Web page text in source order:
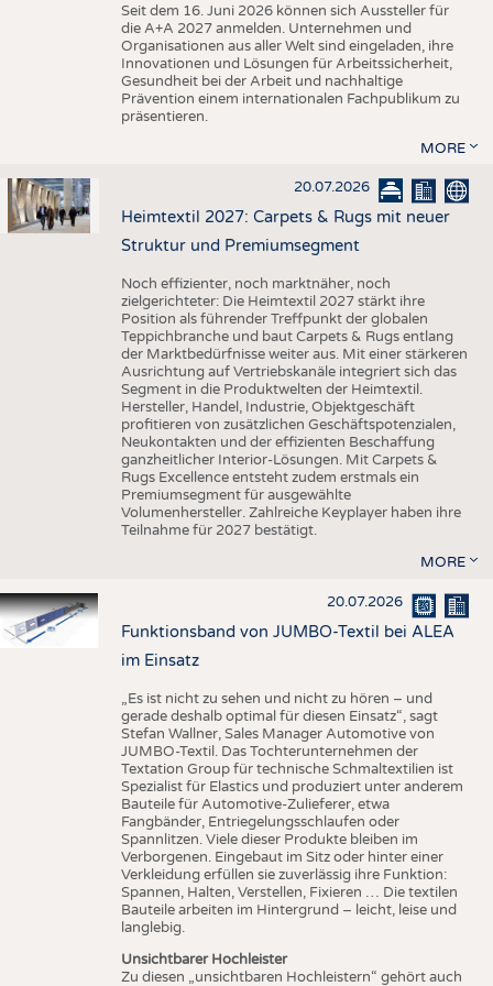
Seit dem 16. Juni 2026 können sich Aussteller für
die A+A 2027 anmelden. Unternehmen und
Organisationen aus aller Welt sind eingeladen, ihre
Innovationen und Lösungen für Arbeitssicherheit,
Gesundheit bei der Arbeit und nachhaltige
Prävention einem internationalen Fachpublikum zu
präsentieren.
MORE
20.07.2026
Heimtextil 2027: Carpets & Rugs mit neuer
Struktur und Premiumsegment
Noch effizienter, noch marktnäher, noch
zielgerichteter: Die Heimtextil 2027 stärkt ihre
Position als führender Treffpunkt der globalen
Teppichbranche und baut Carpets & Rugs entlang
der Marktbedürfnisse weiter aus. Mit einer stärkeren
Ausrichtung auf Vertriebskanäle integriert sich das
Segment in die Produktwelten der Heimtextil.
Hersteller, Handel, Industrie, Objektgeschäft
profitieren von zusätzlichen Geschäftspotenzialen,
Neukontakten und der effizienten Beschaffung
ganzheitlicher Interior-Lösungen. Mit Carpets &
Rugs Excellence entsteht zudem erstmals ein
Premiumsegment für ausgewählte
Volumenhersteller. Zahlreiche Keyplayer haben ihre
Teilnahme für 2027 bestätigt.
MORE
20.07.2026
Funktionsband von JUMBO-Textil bei ALEA
im Einsatz
„Es ist nicht zu sehen und nicht zu hören – und
gerade deshalb optimal für diesen Einsatz“, sagt
Stefan Wallner, Sales Manager Automotive von
JUMBO-Textil. Das Tochterunternehmen der
Textation Group für technische Schmaltextilien ist
Spezialist für Elastics und produziert unter anderem
Bauteile für Automotive-Zulieferer, etwa
Fangbänder, Entriegelungsschlaufen oder
Spannlitzen. Viele dieser Produkte bleiben im
Verborgenen. Eingebaut im Sitz oder hinter einer
Verkleidung erfüllen sie zuverlässig ihre Funktion:
Spannen, Halten, Verstellen, Fixieren … Die textilen
Bauteile arbeiten im Hintergrund – leicht, leise und
langlebig.
Unsichtbarer Hochleister
Zu diesen „unsichtbaren Hochleistern“ gehört auch